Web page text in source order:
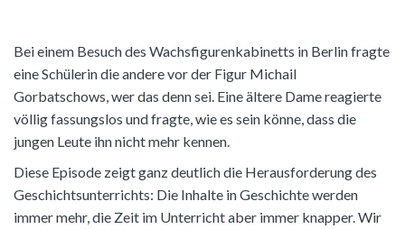
Bei einem Besuch des Wachsfigurenkabinetts in Berlin fragte
eine Schülerin die andere vor der Figur Michail
Gorbatschows, wer das denn sei. Eine ältere Dame reagierte
völlig fassungslos und fragte, wie es sein könne, dass die
jungen Leute ihn nicht mehr kennen.
Diese Episode zeigt ganz deutlich die Herausforderung des
Geschichtsunterrichts: Die Inhalte in Geschichte werden
immer mehr, die Zeit im Unterricht aber immer knapper. Wir